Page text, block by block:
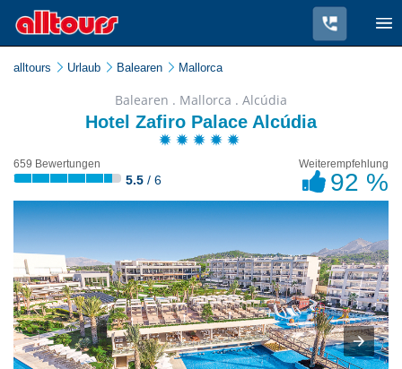
alltours Urlaub Balearen Mallorca
Balearen . Mallorca . Alcúdia
Hotel Zafiro Palace Alcúdia
659 Bewertungen
5.5 / 6
Weiterempfehlung
92 %